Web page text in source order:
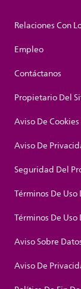
Relaciones Con
Empleo
Contáctanos
Propietario Del
Aviso De Cookies
Aviso De
Seguridad Del
Términos De
Términos De Uso
Aviso Sobre
Aviso De